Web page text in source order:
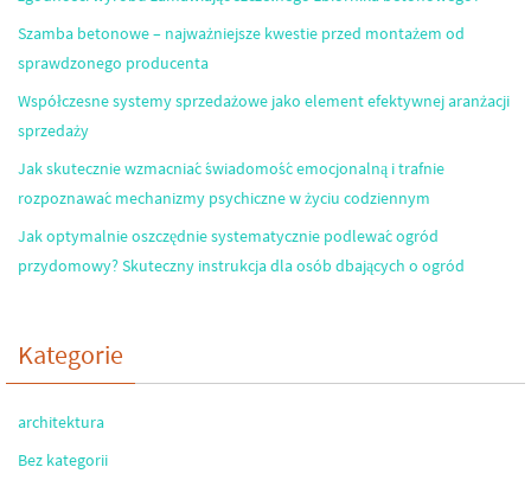
Szamba betonowe – najważniejsze kwestie przed montażem od
sprawdzonego producenta
Współczesne systemy sprzedażowe jako element efektywnej aranżacji
sprzedaży
Jak skutecznie wzmacniać świadomość emocjonalną i trafnie
rozpoznawać mechanizmy psychiczne w życiu codziennym
Jak optymalnie oszczędnie systematycznie podlewać ogród
przydomowy? Skuteczny instrukcja dla osób dbających o ogród
Kategorie
architektura
Bez kategorii